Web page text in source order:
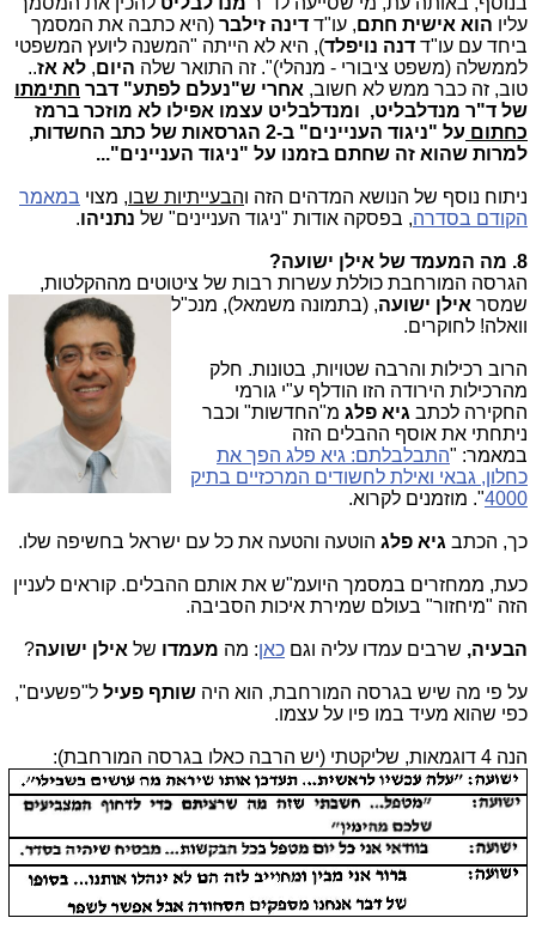
עליו הוא אישית חתם, עו"ד דינה זילבר (היא כתבה את המסמך
ביחד עם עו"ד דנה נויפלד), היא לא הייתה "המשנה ליועץ המשפטי
לממשלה (משפט ציבורי - מנהלי)". זה התואר שלה היום, לא אז..
טוב, זה כבר ממש לא חשוב, אחרי ש"נעלם לפתע" דבר חתימתו
של ד"ר מנדלבליט, ומנדלבליט עצמו אפילו לא מוזכר ברמז
כחתום
על "ניגוד העניינים" ב-2 הגרסאות של כתב החשדות,
למרות שהוא זה שחתם בזמנו על "ניגוד העניינים"...
ניתוח נוסף של הנושא המדהים הזה והבעייתיות שבו, מצוי במאמר
הקודם בסדרה, בפסקה אודות "ניגוד העניינים" של נתניהו.
8. מה המעמד של אילן ישועה?
הגרסה המורחבת כוללת עשרות רבות של ציטוטים מההקלטות,
שמסר אילן ישועה, (בתמונה משמאל), מנכ"ל
וואלה! לחוקרים.
הרוב רכילות והרבה שטויות, בטונות. חלק
מהרכילות הירודה הזו הודלף ע"י גורמי
החקירה לכתב גיא פלג מ"החדשות" וכבר
ניתחתי את אוסף ההבלים הזה
במאמר: "התבלבלתם: גיא פלג הפך את
כחלון, גבאי ואילת לחשודים המרכזיים בתיק
4000". מוזמנים לקרוא.
כך, הכתב גיא פלג הוטעה והטעה את כל עם ישראל בחשיפה שלו.
כעת, ממחזרים במסמך היועמ"ש את אותם ההבלים. קוראים לעניין
הזה "מיחזור" בעולם שמירת איכות הסביבה.
הבעיה, שרבים עמדו עליה וגם כאן: מה מעמדו של אילן ישועה?
על פי מה שיש בגרסה המורחבת, הוא היה שותף פעיל ל"פשעים",
כפי שהוא מעיד במו פיו על עצמו.
הנה 4 דוגמאות, שליקטתי (יש הרבה כאלו בגרסה המורחבת):